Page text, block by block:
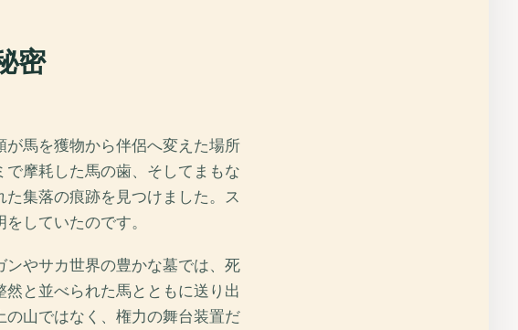
密
馬を獲物から伴侶へ変えた場所
摩耗した馬の歯、そしてまもな
集落の痕跡を見つけました。ス
していたのです。
やサカ世界の豊かな墓では、死
と並べられた馬とともに送り出
山ではなく、権力の舞台装置だ